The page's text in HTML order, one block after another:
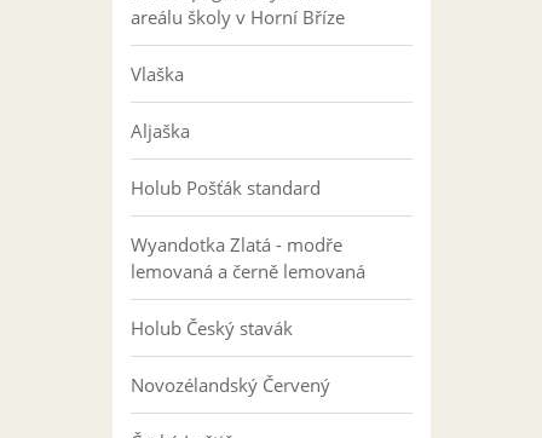
areálu školy v Horní Bříze
Vlaška
Aljaška
Holub Pošťák standard
Wyandotka Zlatá - modře
lemovaná a černě lemovaná
Holub Český stavák
Novozélandský Červený